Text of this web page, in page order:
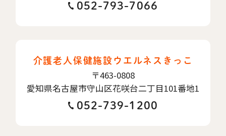
052-793-7066
介護老人保健施設ウエルネスきっこ
〒463-0808
愛知県名古屋市守山区花咲台二丁目101番地1
052-739-1200